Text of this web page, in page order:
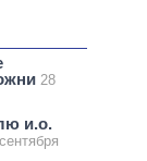
28
и.о.